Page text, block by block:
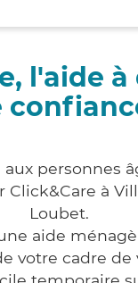
l'aide
aux personnes
Click&Care à
Loubet.
aide
votre cadre de